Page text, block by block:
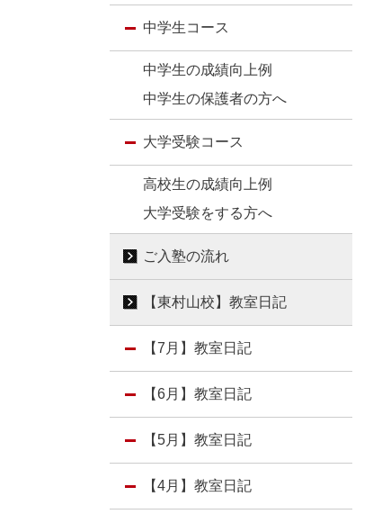
中学生コース
中学生の成績向上例
中学生の保護者の方へ
大学受験コース
高校生の成績向上例
大学受験をする方へ
ご入塾の流れ
【東村山校】教室日記
【7月】教室日記
【6月】教室日記
【5月】教室日記
【4月】教室日記